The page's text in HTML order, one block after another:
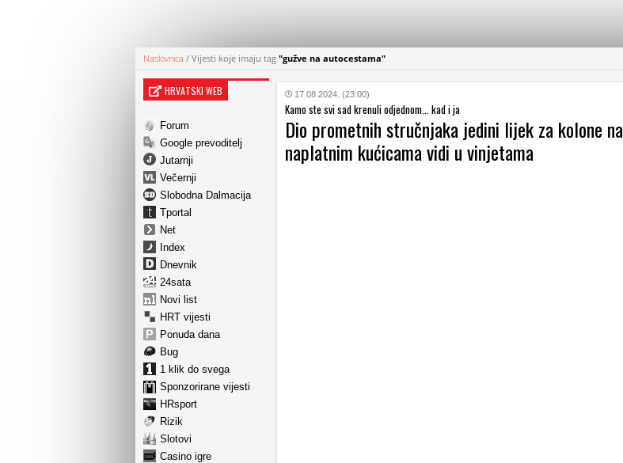
Naslovnica / Vijesti koje imaju tag "gužve na autocestama"
HRVATSKI WEB
Forum
Google prevoditelj
Jutarnji
Večernji
Slobodna Dalmacija
Tportal
Net
Index
Dnevnik
24sata
Novi list
HRT vijesti
Ponuda dana
Bug
1 klik do svega
Sponzorirane vijesti
HRsport
Rizik
Slotovi
Casino igre
17.08.2024. (23:00)
Kamo ste svi sad krenuli odjednom... kad i ja
Dio prometnih stručnjaka jedini lijek za kolone na
naplatnim kućicama vidi u vinjetama